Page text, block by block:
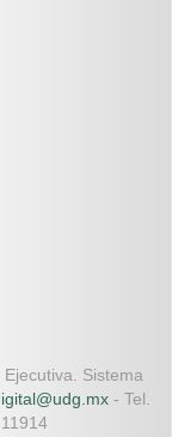
Sistema
- Tel.